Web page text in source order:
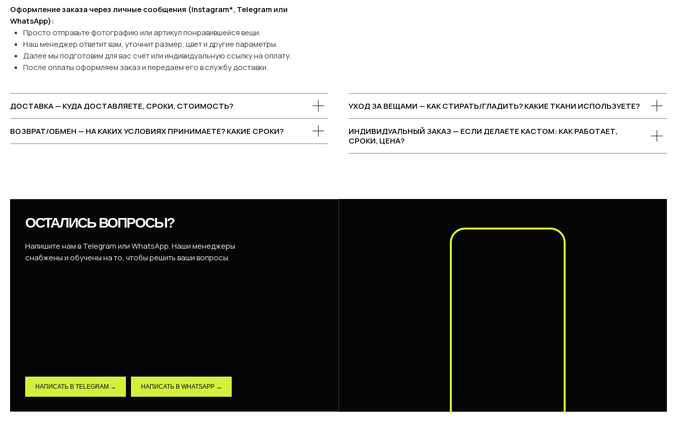
Оформление заказа через личные сообщения (Instagram*, Telegram или
WhatsApp):
Просто отправьте фотографию или артикул понравившейся вещи.
Наш менеджер ответит вам, уточнит размер, цвет и другие параметры.
Далее мы подготовим для вас счёт или индивидуальную ссылку на оплату.
После оплаты оформляем заказ и передаем его в службу доставки.
ДОСТАВКА — КУДА ДОСТАВЛЯЕТЕ, СРОКИ, СТОИМОСТЬ? УХОД ЗА ВЕЩАМИ — КАК СТИРАТЬ/ГЛАДИТЬ? КАКИЕ ТКАНИ ИСПОЛЬЗУЕТЕ?
ВОЗВРАТ/ОБМЕН — НА КАКИХ УСЛОВИЯХ ПРИНИМАЕТЕ? КАКИЕ СРОКИ?
ИНДИВИДУАЛЬНЫЙ ЗАКАЗ — ЕСЛИ ДЕЛАЕТЕ КАСТОМ: КАК РАБОТАЕТ,
СРОКИ, ЦЕНА?
Напишите нам в Telegram или WhatsApp. Наши менеджеры
снабжены и обучены на то, чтобы решить ваши вопросы.
ОСТАЛИСЬ ВОПРОСЫ?
НАПИСАТЬ В TELEGRAM → НАПИСАТЬ В WHATSAPP →